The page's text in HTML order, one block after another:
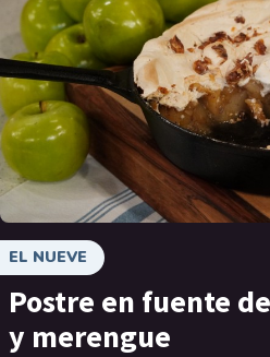
EL NUEVE
Postre en fuente
y merengue